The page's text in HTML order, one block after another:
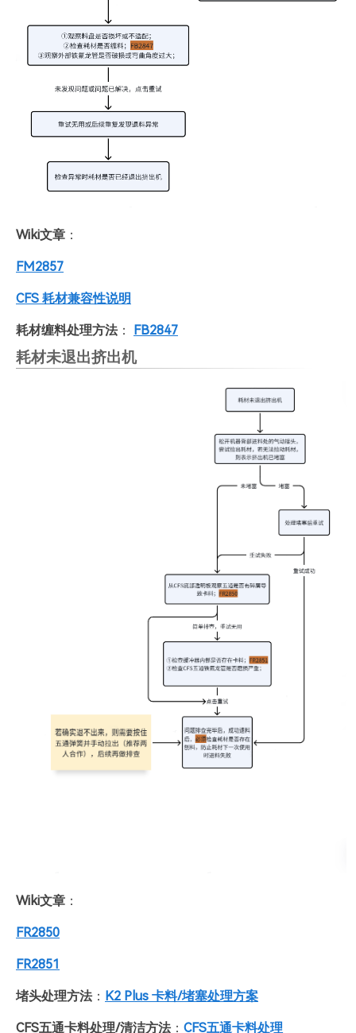
Wiki文章 ：
FM2857
CFS 耗材兼容性说明
耗材缠料处理方法： FB2847
耗材未退出挤出机
Wiki文章 ：
FR2850
FR2851
堵头处理方法： K2 Plus 卡料/堵塞处理方案
CFS五通卡料处理/清洁方法： CFS五通卡料处理